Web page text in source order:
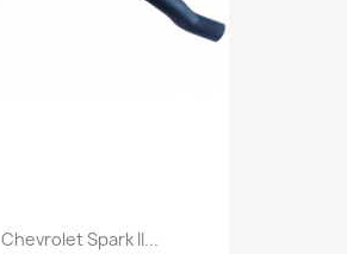
Chevrolet Spark II...